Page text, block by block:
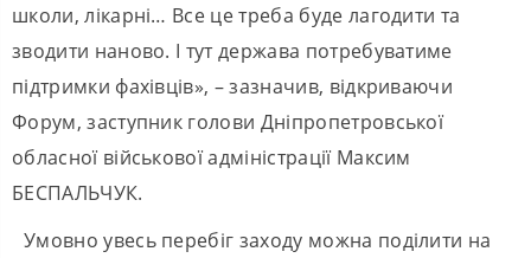
школи, лікарні… Все це треба буде лагодити та
зводити наново. І тут держава потребуватиме
підтримки фахівців», – зазначив, відкриваючи
Форум, заступник голови Дніпропетровської
обласної військової адміністрації Максим
БЕСПАЛЬЧУК.
Умовно увесь перебіг заходу можна поділити на